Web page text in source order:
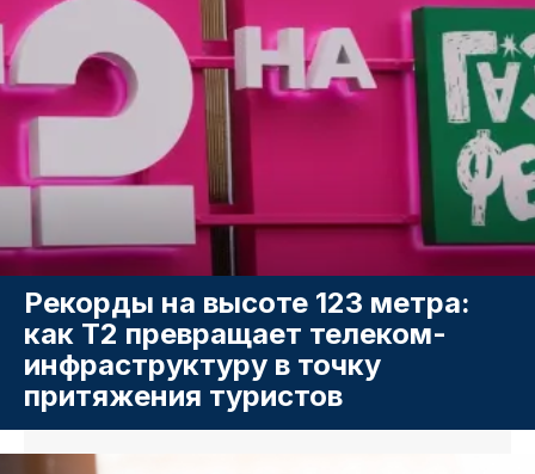
Рекорды на высоте 123 метра:
как T2 превращает телеком-
инфраструктуру в точку
притяжения туристов